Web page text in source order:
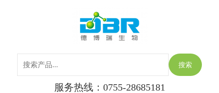
主
菜
单
搜索
服务热线：0755-28685181